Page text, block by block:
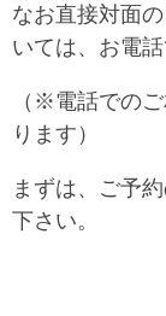
ㅤなお直接対面
いては、お電
（※電話での
ります）
ㅤまずは、ご予
下さい。